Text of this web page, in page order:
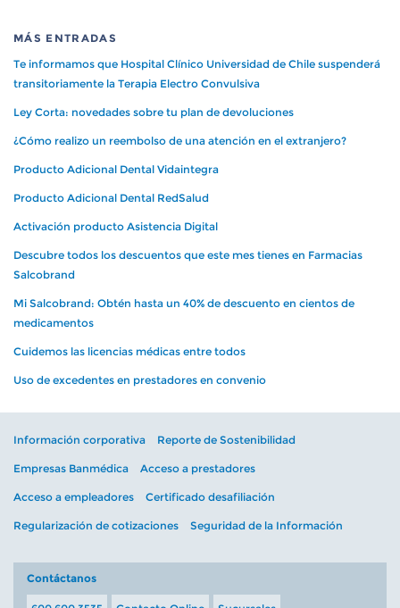
MÁS ENTRADAS
Te informamos que Hospital Clínico Universidad de Chile suspenderá
transitoriamente la Terapia Electro Convulsiva
Ley Corta: novedades sobre tu plan de devoluciones
¿Cómo realizo un reembolso de una atención en el extranjero?
Producto Adicional Dental Vidaintegra
Producto Adicional Dental RedSalud
Activación producto Asistencia Digital
Descubre todos los descuentos que este mes tienes en Farmacias
Salcobrand
Mi Salcobrand: Obtén hasta un 40% de descuento en cientos de
medicamentos
Cuidemos las licencias médicas entre todos
Uso de excedentes en prestadores en convenio
Información corporativa Reporte de Sostenibilidad
Empresas Banmédica Acceso a prestadores
Acceso a empleadores Certificado desafiliación
Regularización de cotizaciones Seguridad de la Información
Contáctanos